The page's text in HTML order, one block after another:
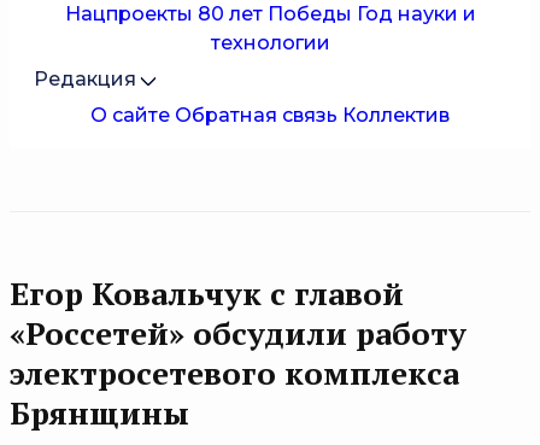
Нацпроекты 80 лет Победы Год науки и
технологии
Редакция
О сайте Обратная связь Коллектив
Егор Ковальчук с главой
«Россетей» обсудили работу
электросетевого комплекса
Брянщины